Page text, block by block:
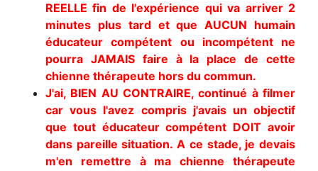
REELLE fin de l'expérience qui va arriver 2
minutes plus tard et que AUCUN humain
éducateur compétent ou incompétent ne
pourra JAMAIS faire à la place de cette
chienne thérapeute hors du commun.
J'ai, BIEN AU CONTRAIRE, continué à filmer
car vous l'avez compris j'avais un objectif
que tout éducateur compétent DOIT avoir
dans pareille situation. A ce stade, je devais
m'en remettre à ma chienne thérapeute